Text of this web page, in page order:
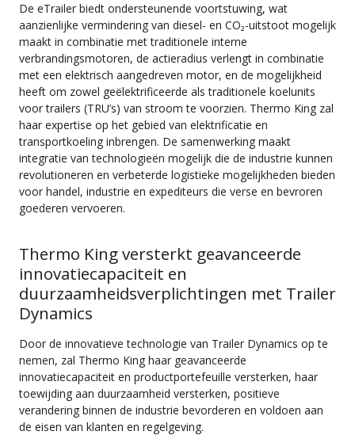
De eTrailer biedt ondersteunende voortstuwing, wat
aanzienlijke vermindering van diesel- en CO₂-uitstoot mogelijk
maakt in combinatie met traditionele interne
verbrandingsmotoren, de actieradius verlengt in combinatie
met een elektrisch aangedreven motor, en de mogelijkheid
heeft om zowel geëlektrificeerde als traditionele koelunits
voor trailers (TRU’s) van stroom te voorzien. Thermo King zal
haar expertise op het gebied van elektrificatie en
transportkoeling inbrengen. De samenwerking maakt
integratie van technologieën mogelijk die de industrie kunnen
revolutioneren en verbeterde logistieke mogelijkheden bieden
voor handel, industrie en expediteurs die verse en bevroren
goederen vervoeren.
Thermo King versterkt geavanceerde
innovatiecapaciteit en
duurzaamheidsverplichtingen met Trailer
Dynamics
Door de innovatieve technologie van Trailer Dynamics op te
nemen, zal Thermo King haar geavanceerde
innovatiecapaciteit en productportefeuille versterken, haar
toewijding aan duurzaamheid versterken, positieve
verandering binnen de industrie bevorderen en voldoen aan
de eisen van klanten en regelgeving.